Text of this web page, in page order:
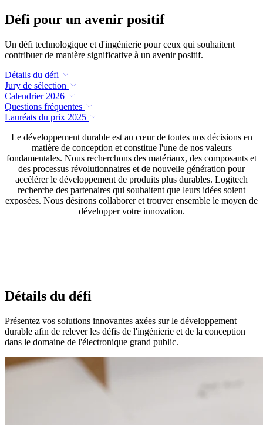
Défi pour un avenir positif
Un défi technologique et d'ingénierie pour ceux qui souhaitent
contribuer de manière significative à un avenir positif.
Détails du défi
Jury de sélection
Calendrier 2026
Questions fréquentes
Lauréats du prix 2025
Le développement durable est au cœur de toutes nos décisions en
matière de conception et constitue l'une de nos valeurs
fondamentales. Nous recherchons des matériaux, des composants et
des processus révolutionnaires et de nouvelle génération pour
accélérer le développement de produits plus durables. Logitech
recherche des partenaires qui souhaitent que leurs idées soient
exposées. Nous désirons collaborer et trouver ensemble le moyen de
développer votre innovation.
Détails du défi
Présentez vos solutions innovantes axées sur le développement
durable afin de relever les défis de l'ingénierie et de la conception
dans le domaine de l'électronique grand public.